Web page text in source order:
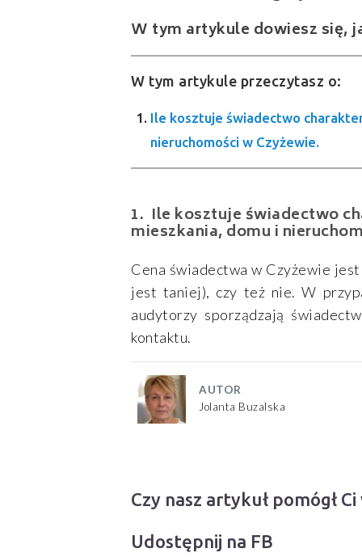
W tym artykule dowiesz się,
W tym artykule przeczytasz o:
Ile kosztuje świadectwo
nieruchomości w Czyżewie.
Ile kosztuje świadectwo
mieszkania, domu i
Cena świadectwa w Czyżewie
jest taniej), czy też nie. W
audytorzy sporządzają
kontaktu.
AUTOR
Jolanta Buzalska
Czy nasz artykuł pomógł
Udostępnij na FB